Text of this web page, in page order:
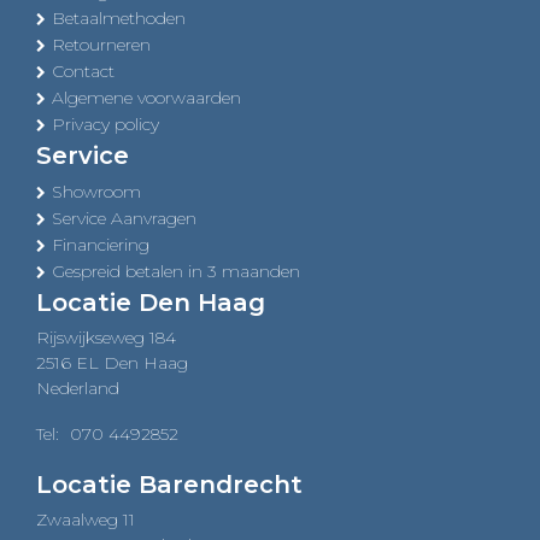
Betaalmethoden
Retourneren
Contact
Algemene voorwaarden
Privacy policy
Service
Showroom
Service Aanvragen
Financiering
Gespreid betalen in 3 maanden
Locatie Den Haag
Rijswijkseweg 184
2516 EL Den Haag
Nederland
Tel: 070 4492852
Locatie Barendrecht
Zwaalweg 11